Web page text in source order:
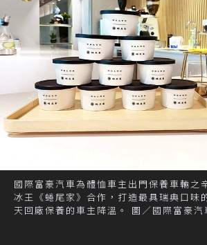
國際富豪汽車為體恤車主出門保養車輛之
冰王《蜷尾家》合作，打造最具瑞典口味
天回廠保養的車主降溫。 圖／國際富豪汽